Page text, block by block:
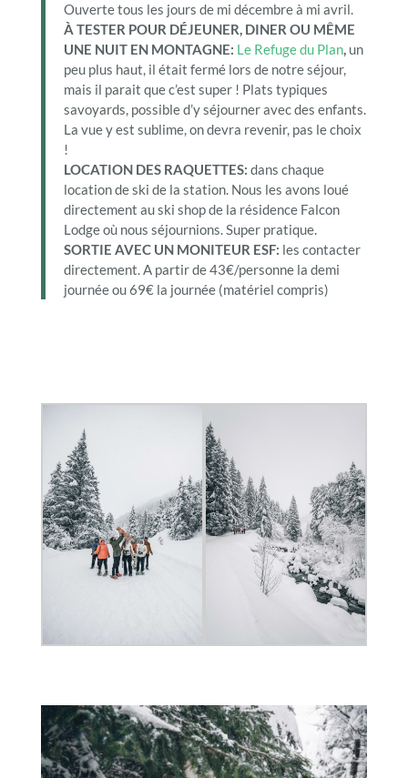
Ouverte tous les jours de mi décembre à mi avril.
À TESTER POUR DÉJEUNER, DINER OU MÊME
UNE NUIT EN MONTAGNE: Le Refuge du Plan, un
peu plus haut, il était fermé lors de notre séjour,
mais il parait que c’est super ! Plats typiques
savoyards, possible d’y séjourner avec des enfants.
La vue y est sublime, on devra revenir, pas le choix
!
LOCATION DES RAQUETTES: dans chaque
location de ski de la station. Nous les avons loué
directement au ski shop de la résidence Falcon
Lodge où nous séjournions. Super pratique.
SORTIE AVEC UN MONITEUR ESF: les contacter
directement. A partir de 43€/personne la demi
journée ou 69€ la journée (matériel compris)